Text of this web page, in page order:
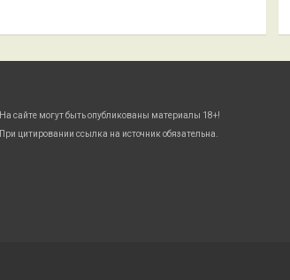
На сайте могут быть опубликованы материалы 18+!
При цитировании ссылка на источник обязательна.